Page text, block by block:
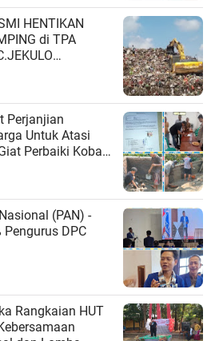
di TPA
Perjanjian
Untuk Atasi
Perbaiki Kobak
(PAN) -
Pengurus DPC
Rangkaian HUT